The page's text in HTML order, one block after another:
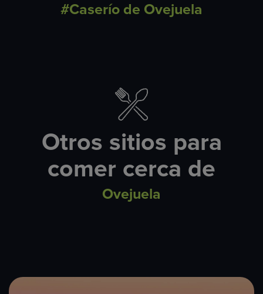
#Caserío de Ovejuela
Otros sitios para
comer cerca de
Ovejuela